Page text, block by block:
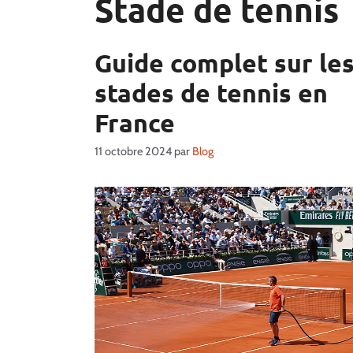
Stade de tennis
Guide complet sur
stades de tennis en
France
11 octobre 2024 par Blog